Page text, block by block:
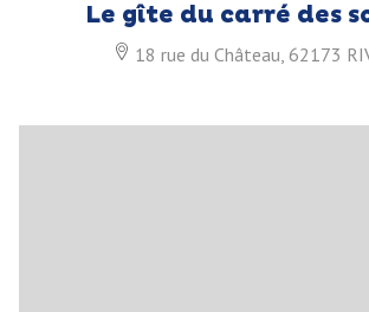
Le gîte du carré des
18 rue du Château, 62173